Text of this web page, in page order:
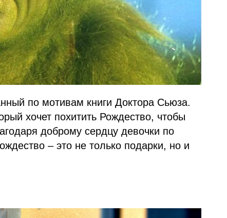
по мотивам книги Доктора Сьюза.
хочет похитить Рождество, чтобы
доброму сердцу девочки по
– это не только подарки, но и